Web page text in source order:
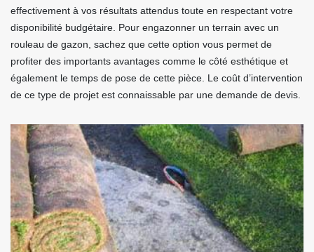
effectivement à vos résultats attendus toute en respectant votre
disponibilité budgétaire. Pour engazonner un terrain avec un
rouleau de gazon, sachez que cette option vous permet de
profiter des importants avantages comme le côté esthétique et
également le temps de pose de cette pièce. Le coût d’intervention
de ce type de projet est connaissable par une demande de devis.